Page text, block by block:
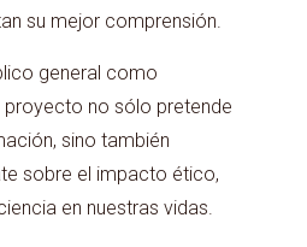
su mejor comprensión.
general como
no sólo pretende
sino también
sobre el impacto ético,
en nuestras vidas.